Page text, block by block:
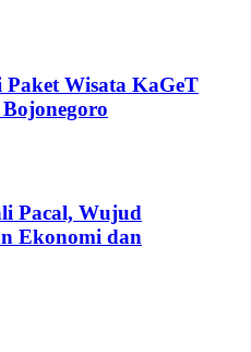
Wisata KaGeT
Pacal, Wujud
Ekonomi dan